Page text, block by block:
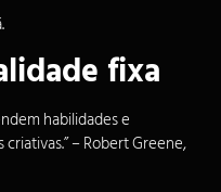
fixa
habilidades e
– Robert Greene,